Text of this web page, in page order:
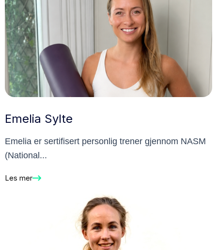
Emelia Sylte
Emelia er sertifisert personlig trener gjennom NASM
(National...
Les mer